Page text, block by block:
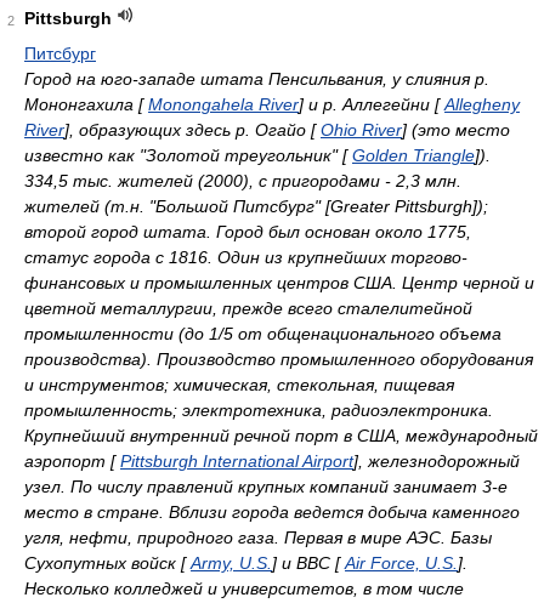
2
Pittsburgh
Питсбург
Город на юго-западе штата Пенсильвания, у слияния р.
Мононгахила [Monongahela River] и р. Аллегейни [Allegheny
River], образующих здесь р. Огайо [Ohio River] (это место
известно как "Золотой треугольник" [Golden Triangle]).
334,5 тыс. жителей (2000), с пригородами - 2,3 млн.
жителей (т.н. "Большой Питсбург" [Greater Pittsburgh]);
второй город штата. Город был основан около 1775,
статус города с 1816. Один из крупнейших торгово-
финансовых и промышленных центров США. Центр черной и
цветной металлургии, прежде всего сталелитейной
промышленности (до 1/5 от общенационального объема
производства). Производство промышленного оборудования
и инструментов; химическая, стекольная, пищевая
промышленность; электротехника, радиоэлектроника.
Крупнейший внутренний речной порт в США, международный
аэропорт [Pittsburgh International Airport], железнодорожный
узел. По числу правлений крупных компаний занимает 3-е
место в стране. Вблизи города ведется добыча каменного
угля, нефти, природного газа. Первая в мире АЭС. Базы
Сухопутных войск [Army, U.S. ] и ВВС [Air Force, U.S. ].
Несколько колледжей и университетов, в том числе